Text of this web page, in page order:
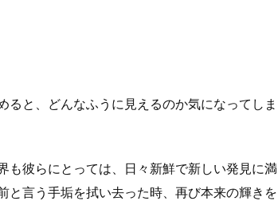
と、どんなふうに見えるのか気になってしま
も彼らにとっては、日々新鮮で新しい発見に満
と言う手垢を拭い去った時、再び本来の輝きを